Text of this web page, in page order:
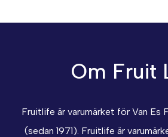
Om Fruit
Fruitlife är varumärket för Van Es
(sedan 1971). Fruitlife är